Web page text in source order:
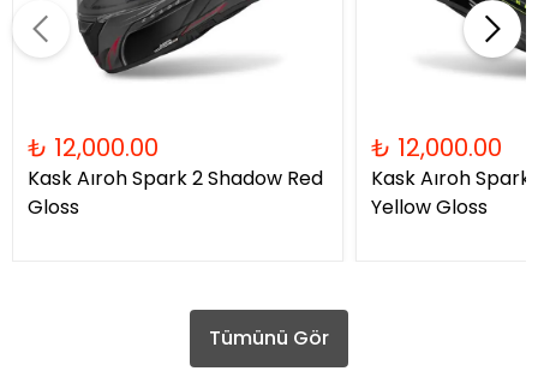
₺ 12,000.00
Kask Aıroh Spark 2 Shadow Red
Gloss
₺ 12,000.00
Kask Aıroh
Yellow Gloss
Tümünü Gör